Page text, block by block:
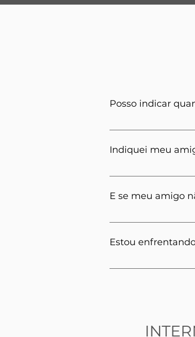
Posso indicar
Sim! O desconto é
mensalidade!
Indiquei meu
Você recebe o
E se meu amigo
O desconto só é
Estou
Chame-nos no